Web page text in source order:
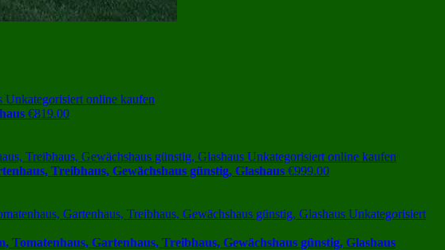
€819.00
Treibhaus, Gewächshaus günstig, Glashaus €999.00
Gartenhaus, Treibhaus, Gewächshaus günstig, Glashaus